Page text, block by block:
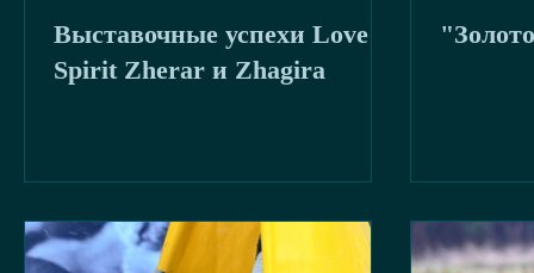
буря 2020
Выставочные успехи Love &
Spirit Zherar и Zhagira